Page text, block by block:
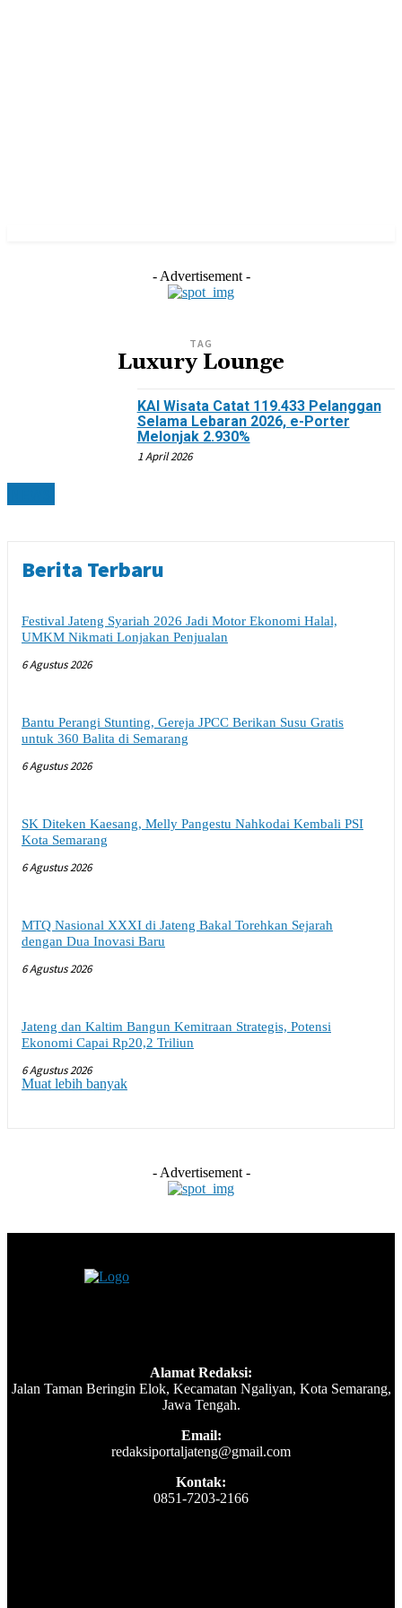
- Advertisement -
TAG
Luxury Lounge
KAI Wisata Catat 119.433 Pelanggan
Selama Lebaran 2026, e-Porter
Melonjak 2.930%
1 April 2026
Berita Terbaru
Festival Jateng Syariah 2026 Jadi Motor Ekonomi Halal,
UMKM Nikmati Lonjakan Penjualan
6 Agustus 2026
Bantu Perangi Stunting, Gereja JPCC Berikan Susu Gratis
untuk 360 Balita di Semarang
6 Agustus 2026
SK Diteken Kaesang, Melly Pangestu Nahkodai Kembali PSI
Kota Semarang
6 Agustus 2026
MTQ Nasional XXXI di Jateng Bakal Torehkan Sejarah
dengan Dua Inovasi Baru
6 Agustus 2026
Jateng dan Kaltim Bangun Kemitraan Strategis, Potensi
Ekonomi Capai Rp20,2 Triliun
6 Agustus 2026
Muat lebih banyak
- Advertisement -
Alamat Redaksi:
Jalan Taman Beringin Elok, Kecamatan Ngaliyan, Kota Semarang,
Jawa Tengah.
Email:
redaksiportaljateng@gmail.com
Kontak:
0851-7203-2166